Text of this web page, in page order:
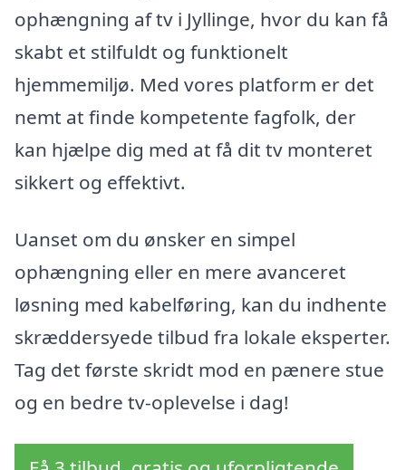
ophængning af tv i Jyllinge, hvor du kan få
skabt et stilfuldt og funktionelt
hjemmemiljø. Med vores platform er det
nemt at finde kompetente fagfolk, der
kan hjælpe dig med at få dit tv monteret
sikkert og effektivt.
Uanset om du ønsker en simpel
ophængning eller en mere avanceret
løsning med kabelføring, kan du indhente
skræddersyede tilbud fra lokale eksperter.
Tag det første skridt mod en pænere stue
og en bedre tv-oplevelse i dag!